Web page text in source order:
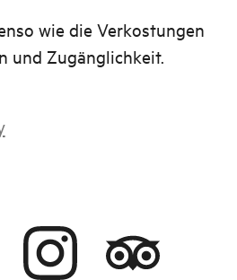
wie die Verkostungen
und Zugänglichkeit.